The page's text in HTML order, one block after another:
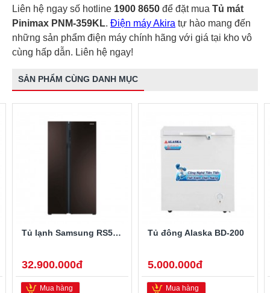
Liên hệ ngay số hotline 1900 8650 để đặt mua Tủ mát
Pinimax PNM-359KL. Điện máy Akira tự hào mang đến
những sản phẩm điện máy chính hãng với giá tại kho vô
cùng hấp dẫn. Liên hệ ngay!
SẢN PHẨM CÙNG DANH MỤC
Tủ lạnh Samsung RS552NRUA9M/SV 548 lít
32.900.000đ
Mua hàng
Tủ đông Alaska BD-200
5.000.000đ
Mua hàng